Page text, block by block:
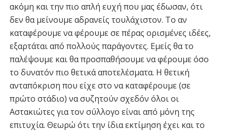
ακόμη και την πιο απλή ευχή που μας έδωσαν, ότι
δεν θα μείνουμε αδρανείς τουλάχιστον. Το αν
καταφέρουμε να φέρουμε σε πέρας ορισμένες ιδέες,
εξαρτάται από πολλούς παράγοντες. Εμείς θα το
παλέψουμε και θα προσπαθήσουμε να φέρουμε όσο
το δυνατόν πιο θετικά αποτελέσματα. Η θετική
ανταπόκριση που είχε στο να καταφέρουμε (σε
πρώτο στάδιο) να συζητούν σχεδόν όλοι οι
Αστακιώτες για τον σύλλογο είναι από μόνη της
επιτυχία. Θεωρώ ότι την ίδια εκτίμηση έχει και το